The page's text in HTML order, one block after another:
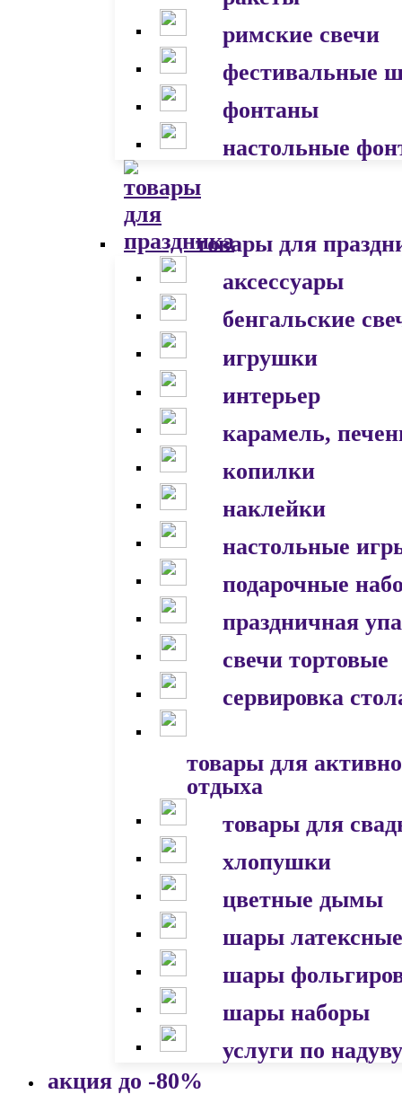
римские свечи
фестивальные
фонтаны
настольные
товары для
аксессуары
бенгальские
игрушки
интерьер
карамель,
копилки
наклейки
настольные
подарочные
праздничная
свечи тортовые
сервировка
товары для
отдыха
товары для
хлопушки
цветные дымы
шары латексные
шары
шары наборы
услуги по надуву
акция до -80%